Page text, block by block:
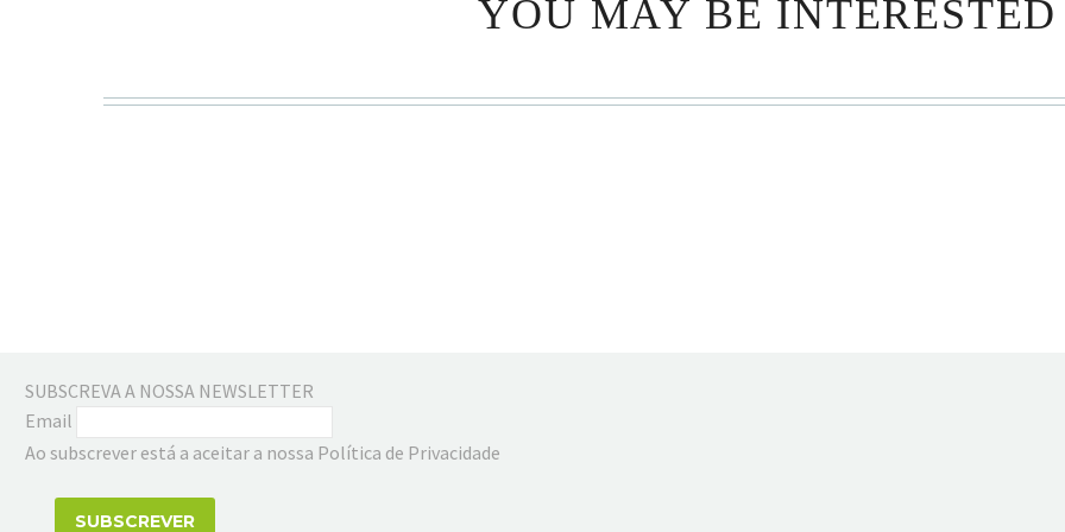
YOU MAY BE
SUBSCREVA A NOSSA NEWSLETTER
Email
Ao subscrever está a aceitar a nossa Política de Privacidade